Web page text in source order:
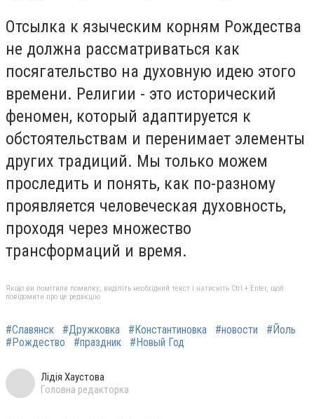
Отсылка к языческим корням Рождества
не должна рассматриваться как
посягательство на духовную идею этого
времени. Религии - это исторический
феномен, который адаптируется к
обстоятельствам и перенимает элементы
других традиций. Мы только можем
проследить и понять, как по-разному
проявляется человеческая духовность,
проходя через множество
трансформаций и время.
Якщо ви помітили помилку, виділіть необхідний текст і натисніть Ctrl + Enter, щоб
повідомити про це редакцію
#Славянск #Дружковка #Константиновка #новости
#Йоль
#Рождество
#праздник #Новый Год
Лідія Хаустова
Головна редакторка